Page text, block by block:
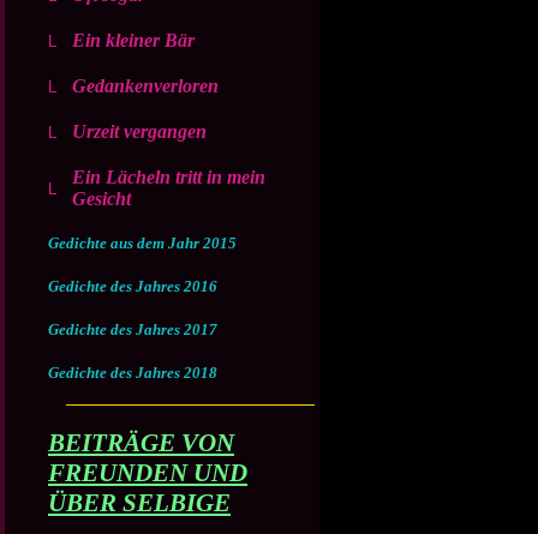
Ein kleiner Bär
Gedankenverloren
Urzeit vergangen
Ein Lächeln tritt in mein
Gesicht
Gedichte aus dem Jahr 2015
Gedichte des Jahres 2016
Gedichte des Jahres 2017
Gedichte des Jahres 2018
BEITRÄGE VON
FREUNDEN UND
ÜBER SELBIGE